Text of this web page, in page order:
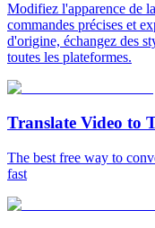
Modifiez l'apparence de
commandes précises et
d'origine, échangez des
toutes les plateformes.
Translate Video to
The best free way to
fast